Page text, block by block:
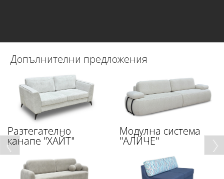
Допълнителни предложения
Разтегателно
канапе "ХАЙТ"
Модулна система
"АЛИЧЕ"